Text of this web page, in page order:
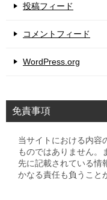
投稿フィード
コメントフィード
WordPress.org
免責事項
当サイトにおける内容
ものではありません。
先に記載されている情
かなる責任も負うこと